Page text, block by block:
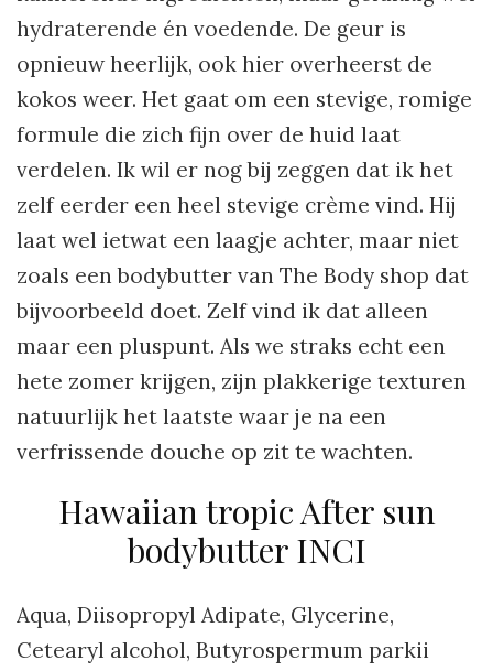
hydraterende én voedende. De geur is
opnieuw heerlijk, ook hier overheerst de
kokos weer. Het gaat om een stevige, romige
formule die zich fijn over de huid laat
verdelen. Ik wil er nog bij zeggen dat ik het
zelf eerder een heel stevige crème vind. Hij
laat wel ietwat een laagje achter, maar niet
zoals een bodybutter van The Body shop dat
bijvoorbeeld doet. Zelf vind ik dat alleen
maar een pluspunt. Als we straks echt een
hete zomer krijgen, zijn plakkerige texturen
natuurlijk het laatste waar je na een
verfrissende douche op zit te wachten.
Hawaiian tropic After sun
bodybutter INCI
Aqua, Diisopropyl Adipate, Glycerine,
Cetearyl alcohol, Butyrospermum parkii